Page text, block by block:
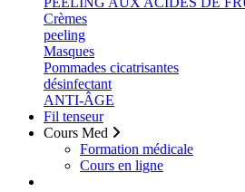
Crèmes
peeling
Masques
Pommades cicatrisantes
désinfectant
ANTI-ÂGE
Fil tenseur
Cours Med
Formation médicale
Cours en ligne